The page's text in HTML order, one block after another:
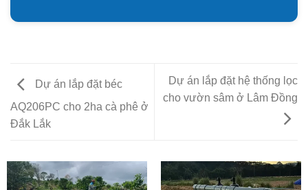
Dự án lắp đặt béc
AQ206PC cho 2ha cà phê ở
Đắk Lắk
Dự án lắp đặt hệ thống lọc
cho vườn sâm ở Lâm Đồng